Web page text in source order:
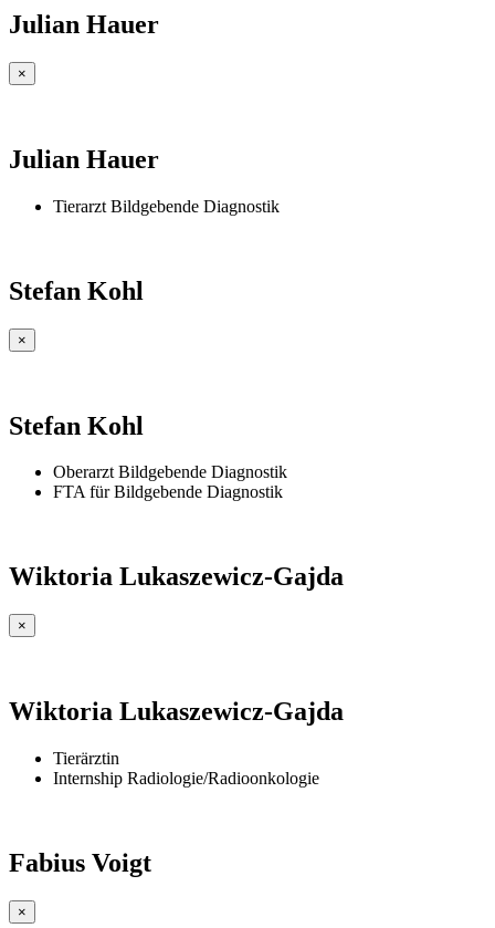
Julian Hauer
×
Julian Hauer
Tierarzt Bildgebende Diagnostik
Stefan Kohl
×
Stefan Kohl
Oberarzt Bildgebende Diagnostik
FTA für Bildgebende Diagnostik
Wiktoria Lukaszewicz-Gajda
×
Wiktoria Lukaszewicz-Gajda
Tierärztin
Internship Radiologie/Radioonkologie
Fabius Voigt
×